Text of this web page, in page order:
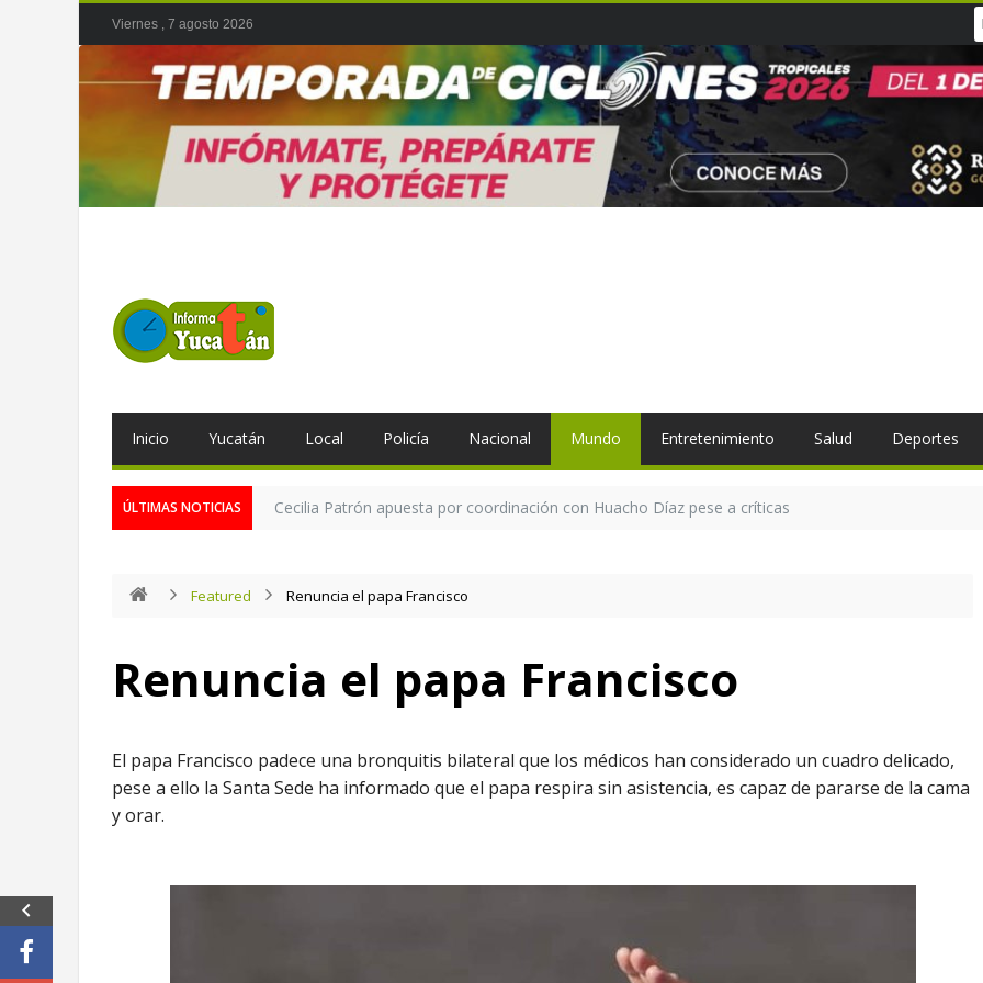
Viernes , 7 agosto 2026
Inicio Yucatán Local Policía Nacional Mundo Entretenimiento Salud Deportes
ÚLTIMAS NOTICIAS Cecilia Patrón apuesta por coordinación con Huacho Díaz pese a críticas
Featured Renuncia el papa Francisco
Renuncia el papa Francisco
El papa Francisco padece una bronquitis bilateral que los médicos han considerado un cuadro delicado,
pese a ello la Santa Sede ha informado que el papa respira sin asistencia, es capaz de pararse de la cama
y orar.